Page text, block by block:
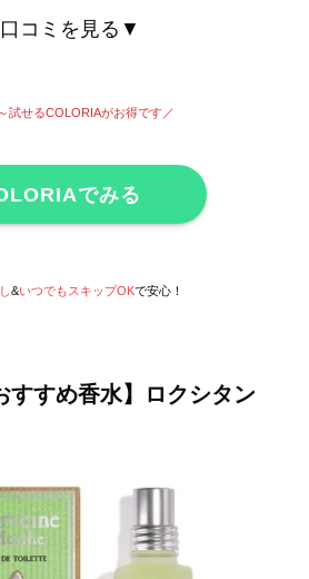
コミを見る▼
試せるCOLORIAがお得です ／
でみる
&いつでもスキップOKで安心！
すすめ香水】ロクシタン